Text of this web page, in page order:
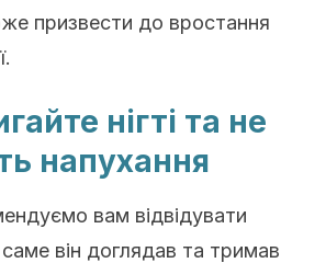
призвести до вростання
нігті та не
напухання
вам відвідувати
він доглядав та тримав